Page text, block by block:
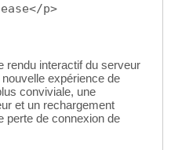
rendu interactif du serveur
expérience de
conviviale, une
et un rechargement
perte de connexion de